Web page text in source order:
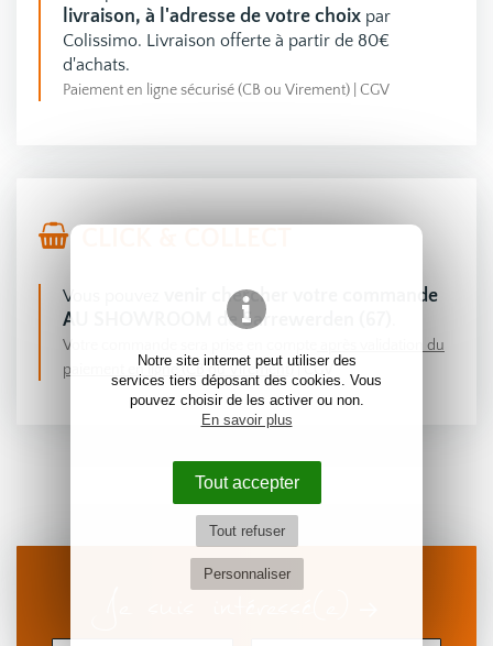
Notre site internet peut utiliser des
services tiers déposant des cookies. Vous
pouvez choisir de les activer ou non.
En savoir plus
Tout accepter
Tout refuser
Personnaliser
livraison, à l'adresse de votre choix par
Colissimo. Livraison offerte à partir de 80€
d'achats.
Paiement en ligne sécurisé (CB ou Virement) CGV
CLICK & COLLECT
Vous pouvez
venir chercher votre commande
AU SHOWROOM de Sarrewerden (67)
Votre commande sera prise en compte
après validation du
paiement en ligne (CB ou Virement)|CGV